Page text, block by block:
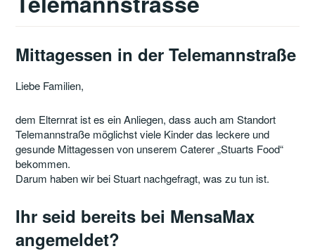
Mittagessen in der Telemannstraße
Liebe Familien,
dem Elternrat ist es ein Anliegen, dass auch am Standort
Telemannstraße möglichst viele Kinder das leckere und
gesunde Mittagessen von unserem Caterer „Stuarts Food“
bekommen.
Darum haben wir bei Stuart nachgefragt, was zu tun ist.
Ihr seid bereits bei MensaMax
angemeldet?